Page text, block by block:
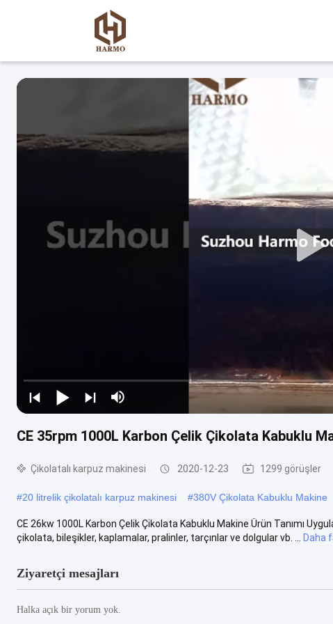
CE 35rpm 1000L Karbon Çelik Çikolata Kabuklu
Çikolatalı karpuz makinesi 2020-12-23 1299 görüşler
#20 litrelik çikolatalı karpuz makinesi #380V Çikolata Kabuklu Makine
CE 26kw 1000L Karbon Çelik Çikolata Kabuklu Makine Ürün Tanımı
çikolata, bileşikler, kaplamalar, pralinler, tarçınlar ve dolgular vb. ...
Daha
Ziyaretçi mesajları
Halka açık bir yorum yok.